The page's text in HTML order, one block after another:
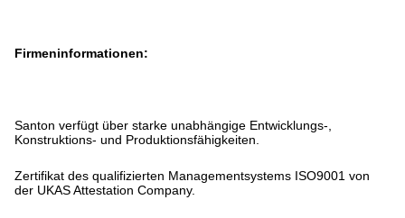
Firmeninformationen:
Santon verfügt über starke unabhängige Entwicklungs-,
Konstruktions- und Produktionsfähigkeiten.
Zertifikat des qualifizierten Managementsystems ISO9001 von
der UKAS Attestation Company.